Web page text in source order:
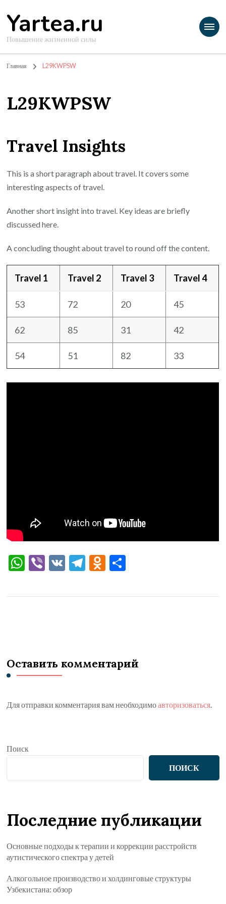
Yartea.ru
Повышение жизненной силы
Главная L29KWPSW
L29KWPSW
Travel Insights
This is a short paragraph about travel. It covers some
interesting aspects of travel.
Another short insight into travel. Key ideas are briefly
discussed here.
A concluding thought about travel to round off the content.
Travel 1 Travel 2 Travel 3 Travel 4
53 72 20 45
62 85 31 42
54 51 82 33
WhatsApp
Viber
VK Telegram
Odnoklassniki
Оставить комментарий
Для отправки комментария вам необходимоавторизоваться.
Поиск
ПОИСК
Последние публикации
Основные подходы к терапии и коррекции расстройств
аутистического спектра у детей
Алкогольное производство и холдинговые структуры
Узбекистана: обзор